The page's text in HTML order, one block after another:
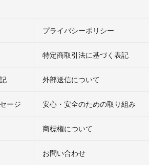
プライバシーポリシー
特定商取引法に基づく表記
外部送信について
ージ 安心・安全のための取り組み
商標権について
お問い合わせ